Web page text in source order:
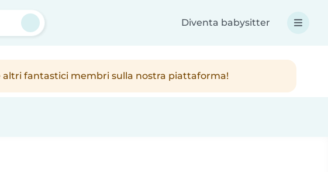
Diventa babysitter
fantastici membri sulla nostra piattaforma!